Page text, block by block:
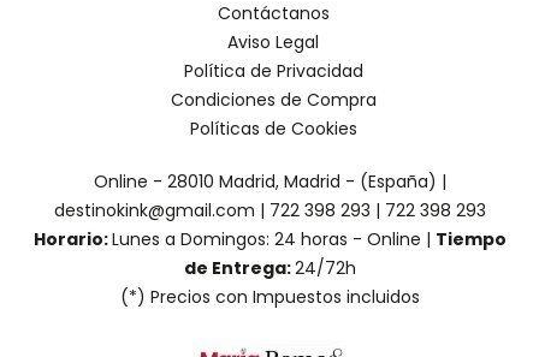
Contáctanos
Aviso Legal
Política de Privacidad
Condiciones de Compra
Políticas de Cookies
Online - 28010 Madrid, Madrid - (España) |
destinokink@gmail.com | 722 398 293 | 722 398 293
Horario:Lunes a Domingos: 24 horas - Online | Tiempo
de Entrega:24/72h
(*) Precios con Impuestos incluidos